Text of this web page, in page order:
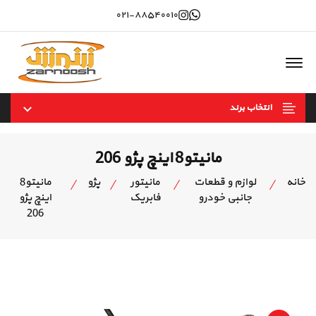
whatsapp
Instagram
۰۲۱-۸۸۵۴۰۰۱۰
انتخاب برند
مانیتو8 اینچ پژو 206
خانه
لوازم و قطعات
جانبی خودرو
مانیتور
فابریک
پژو
مانیتو8
اینچ پژو
206